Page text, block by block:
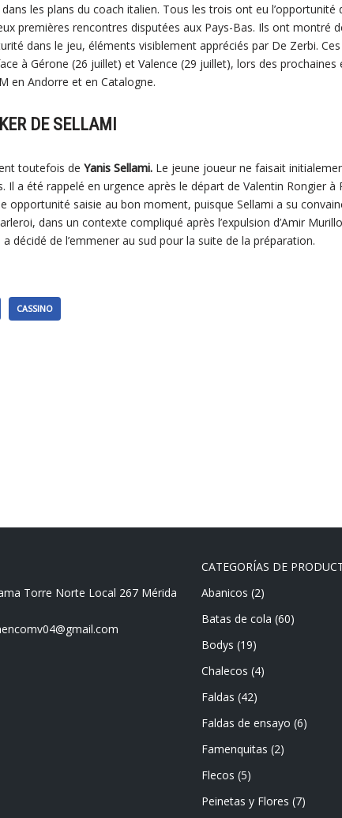
les plans du coach italien. Tous les trois ont eu l’opportunité
premières rencontres disputées aux Pays-Bas. Ils ont montré
dans le jeu, éléments visiblement appréciés par De Zerbi.
à Gérone (26 juillet) et Valence (29 juillet), lors des prochaines
en Andorre et en Catalogne.
DE SELLAMI
toutefois de Yanis Sellami.Le jeune joueur ne faisait
Il a été rappelé en urgence après le départ de Valentin Rongier
opportunité saisie au bon moment, puisque Sellami a su
dans un contexte compliqué après l’expulsion d’Amir
décidé de l’emmener au sud pour la suite de la préparation.
CASSINO
Torre Norte Local 267 Mérida
CATEGORÍAS DE
Abanicos (2)
Batas de cola (60)
Bodys (19)
Chalecos (4)
Faldas (42)
Faldas de ensayo (6)
Famenquitas (2)
Flecos (5)
Peinetas y Flores (7)